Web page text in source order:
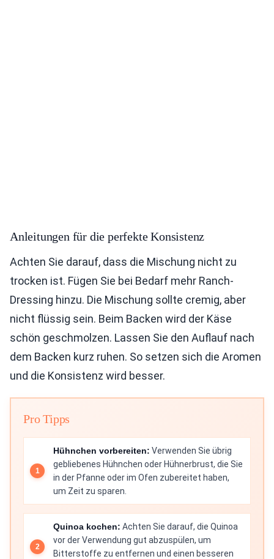
Anleitungen für die perfekte Konsistenz
Achten Sie darauf, dass die Mischung nicht zu
trocken ist. Fügen Sie bei Bedarf mehr Ranch-
Dressing hinzu. Die Mischung sollte cremig, aber
nicht flüssig sein. Beim Backen wird der Käse
schön geschmolzen. Lassen Sie den Auflauf nach
dem Backen kurz ruhen. So setzen sich die Aromen
und die Konsistenz wird besser.
Pro Tipps
Hühnchen vorbereiten: Verwenden Sie übrig
gebliebenes Hühnchen oder Hühnerbrust, die Sie
in der Pfanne oder im Ofen zubereitet haben,
um Zeit zu sparen.
Quinoa kochen: Achten Sie darauf, die Quinoa
vor der Verwendung gut abzuspülen, um
Bitterstoffe zu entfernen und einen besseren